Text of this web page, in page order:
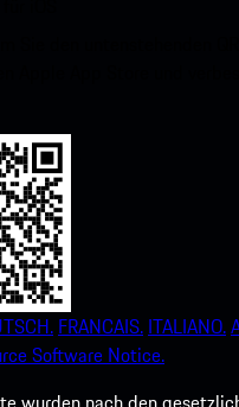
FRANCAIS. ITALIANO.
Software Notice.